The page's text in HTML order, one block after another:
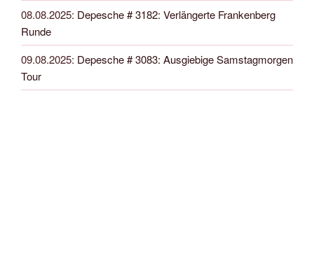
08.08.2025: Depesche # 3182: Verlängerte Frankenberg
Runde
09.08.2025: Depesche # 3083: Ausgiebige Samstagmorgen
Tour